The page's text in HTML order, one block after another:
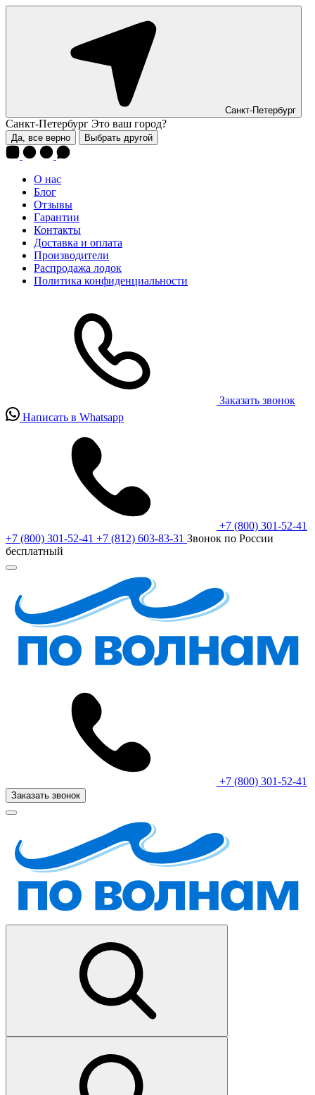
Санкт-Петербург
Санкт-Петербург Это ваш город?
Да, все верно Выбрать другой
О нас
Блог
Отзывы
Гарантии
Контакты
Доставка и оплата
Производители
Распродажа лодок
Политика конфиденциальности
Заказать звонок
Написать в Whatsapp
+7 (800) 301-52-41
+7 (800) 301-52-41 +7 (812) 603-83-31 Звонок по России
бесплатный
+7 (800) 301-52-41
Заказать звонок